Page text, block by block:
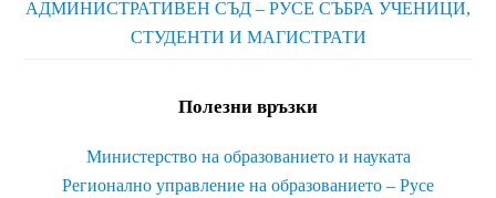
АДМИНИСТРАТИВЕН СЪД – РУСЕ СЪБРА УЧЕНИЦИ,
СТУДЕНТИ И МАГИСТРАТИ
Полезни връзки
Министерство на образованието и науката
Регионално управление на образованието – Русе